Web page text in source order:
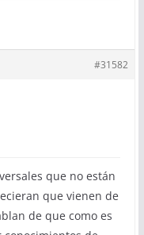
#31582
que no están
que vienen de
de que como es